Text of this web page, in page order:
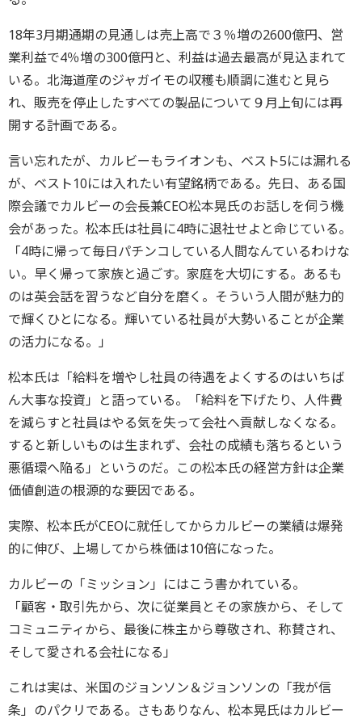
18年3月期通期の見通しは売上高で３％増の2600億円、営
業利益で4％増の300億円と、利益は過去最高が見込まれて
いる。北海道産のジャガイモの収穫も順調に進むと見ら
れ、販売を停止したすべての製品について９月上旬には再
開する計画である。
言い忘れたが、カルビーもライオンも、ベスト5には漏れる
が、ベスト10には入れたい有望銘柄である。先日、ある国
際会議でカルビーの会長兼CEO松本晃氏のお話しを伺う機
会があった。松本氏は社員に4時に退社せよと命じている。
「4時に帰って毎日パチンコしている人間なんているわけな
い。早く帰って家族と過ごす。家庭を大切にする。あるも
のは英会話を習うなど自分を磨く。そういう人間が魅力的
で輝くひとになる。輝いている社員が大勢いることが企業
の活力になる。」
松本氏は「給料を増やし社員の待遇をよくするのはいちば
ん大事な投資」と語っている。「給料を下げたり、人件費
を減らすと社員はやる気を失って会社へ貢献しなくなる。
すると新しいものは生まれず、会社の成績も落ちるという
悪循環へ陥る」というのだ。この松本氏の経営方針は企業
価値創造の根源的な要因である。
実際、松本氏がCEOに就任してからカルビーの業績は爆発
的に伸び、上場してから株価は10倍になった。
カルビーの「ミッション」にはこう書かれている。
「顧客・取引先から、次に従業員とその家族から、そして
コミュニティから、最後に株主から尊敬され、称賛され、
そして愛される会社になる」
これは実は、米国のジョンソン＆ジョンソンの「我が信
条」のパクリである。さもありなん、松本晃氏はカルビー